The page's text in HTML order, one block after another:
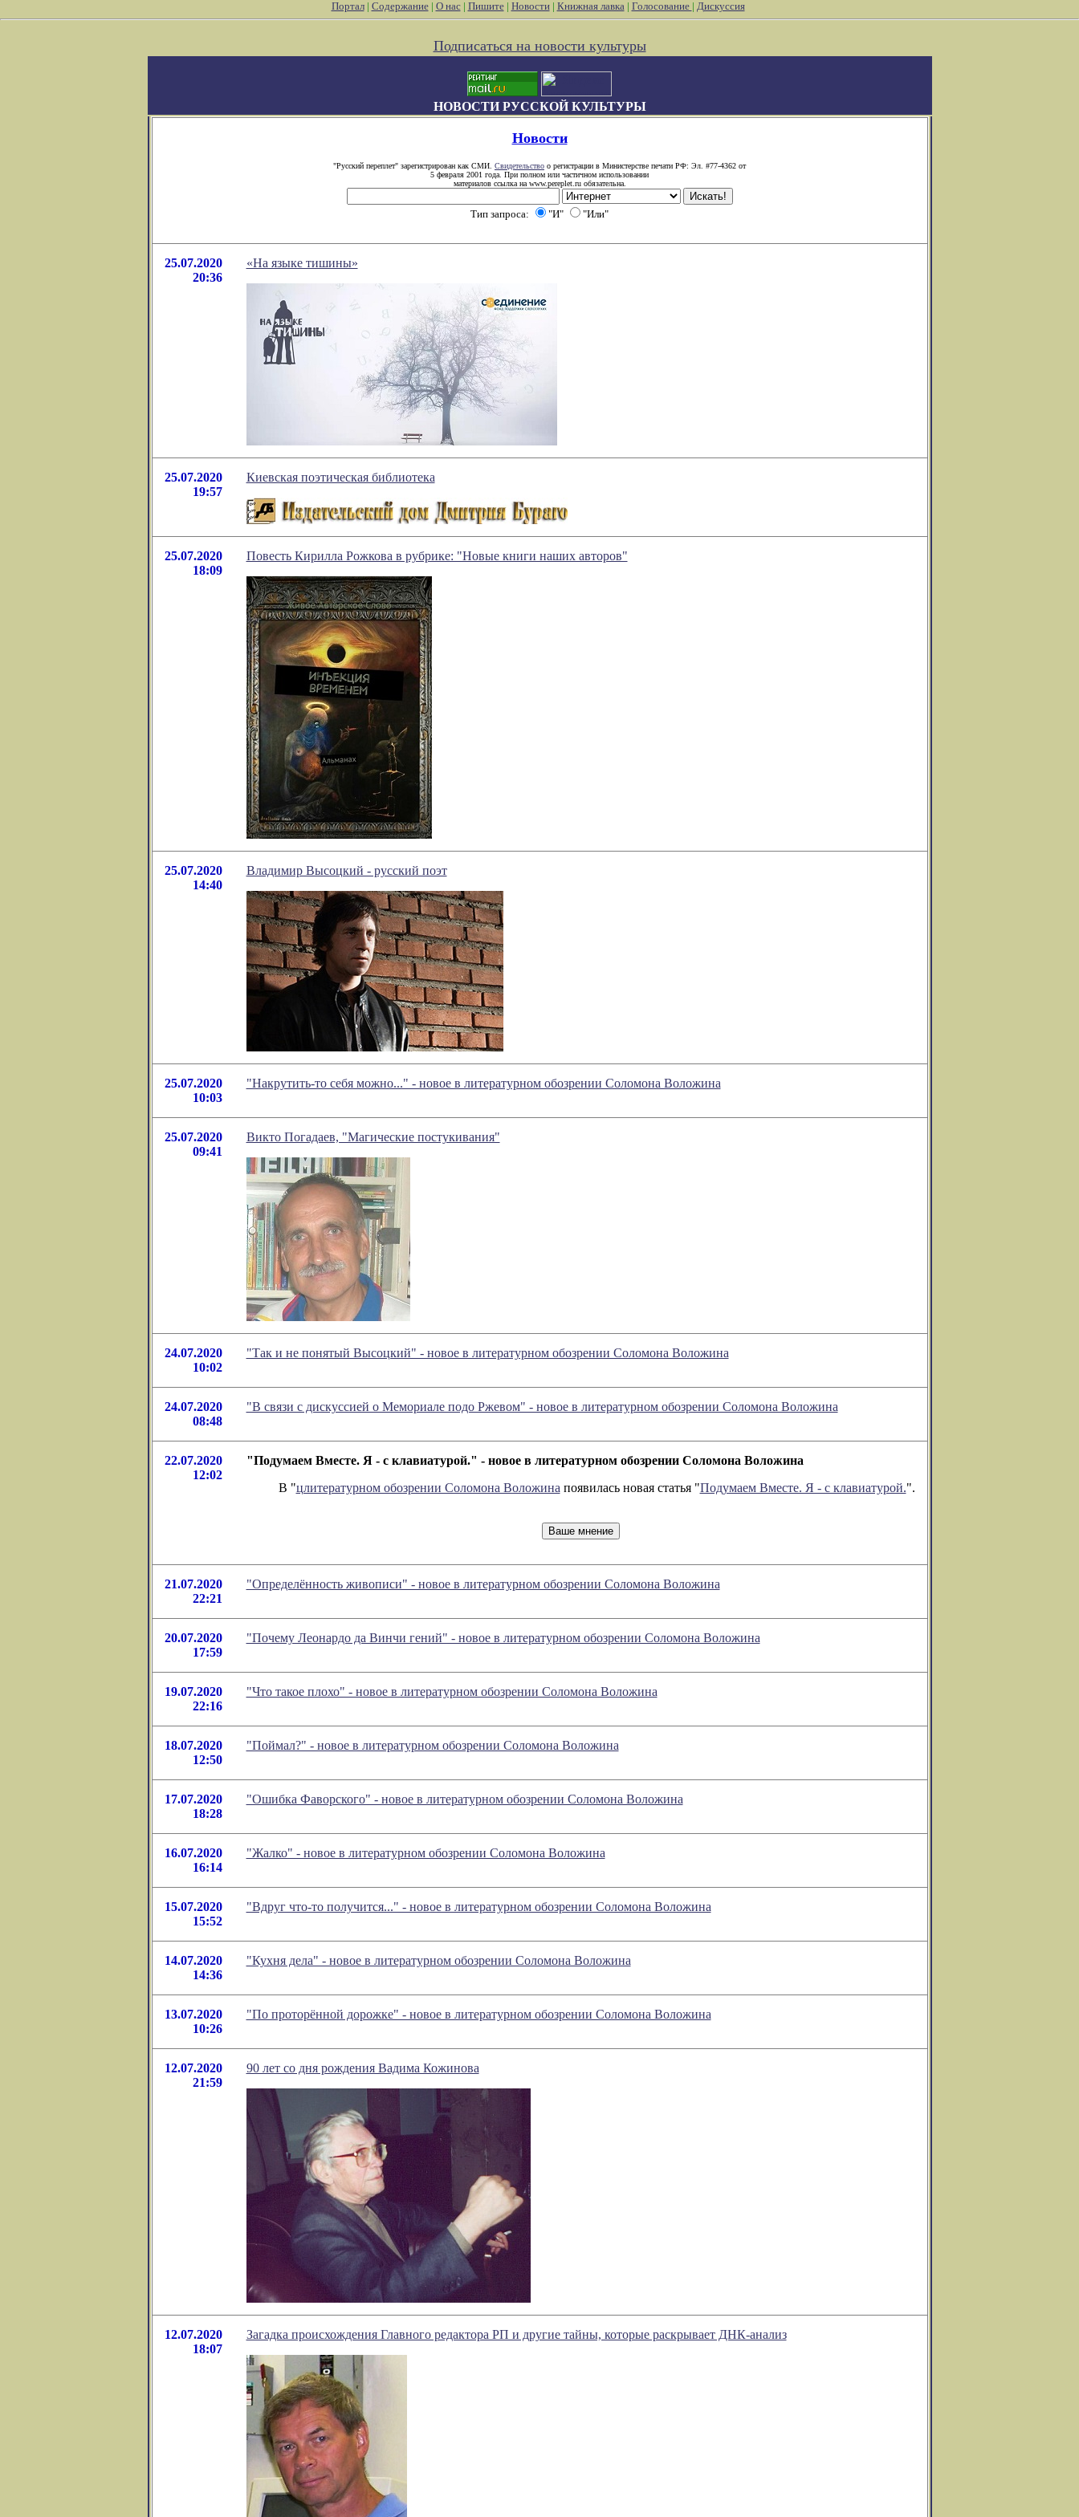
Портал| Содержание| О нас| Пишите| Новости| Книжная лавка| Голосование | Дискуссия
Подписаться на новости культуры
НОВОСТИ РУССКОЙ КУЛЬТУРЫ
Новости
"Русский переплет" зарегистрирован как СМИ. Свидетельство о регистрации в Министерстве печати РФ: Эл. #77-4362 от
5 февраля 2001 года. При полном или частичном использовании
материалов ссылка на www.pereplet.ru обязательна.
Тип запроса: "И" "Или"
25.07.2020
20:36
«На языке тишины»
25.07.2020
19:57
Киевская поэтическая библиотека
25.07.2020
18:09
Повесть Кирилла Рожкова в рубрике: "Новые книги наших авторов"
25.07.2020
14:40
Владимир Высоцкий - русский поэт
25.07.2020
10:03
"Накрутить-то себя можно..." - новое в литературном обозрении Соломона Воложина
25.07.2020
09:41
Викто Погадаев, "Магические постукивания"
24.07.2020
10:02
"Так и не понятый Высоцкий" - новое в литературном обозрении Соломона Воложина
24.07.2020
08:48
"В связи с дискуссией о Мемориале подо Ржевом" - новое в литературном обозрении Соломона Воложина
22.07.2020
12:02
"Подумаем Вместе. Я - с клавиатурой." - новое в литературном обозрении Соломона Воложина
В "цлитературном обозрении Соломона Воложина появилась новая статья "Подумаем Вместе. Я - с клавиатурой.".
21.07.2020
22:21
"Определённость живописи" - новое в литературном обозрении Соломона Воложина
20.07.2020
17:59
"Почему Леонардо да Винчи гений" - новое в литературном обозрении Соломона Воложина
19.07.2020
22:16
"Что такое плохо" - новое в литературном обозрении Соломона Воложина
18.07.2020
12:50
"Поймал?" - новое в литературном обозрении Соломона Воложина
17.07.2020
18:28
"Ошибка Фаворского" - новое в литературном обозрении Соломона Воложина
16.07.2020
16:14
"Жалко" - новое в литературном обозрении Соломона Воложина
15.07.2020
15:52
"Вдруг что-то получится..." - новое в литературном обозрении Соломона Воложина
14.07.2020
14:36
"Кухня дела" - новое в литературном обозрении Соломона Воложина
13.07.2020
10:26
"По проторённой дорожке" - новое в литературном обозрении Соломона Воложина
12.07.2020
21:59
90 лет со дня рождения Вадима Кожинова
12.07.2020
18:07
Загадка происхождения Главного редактора РП и другие тайны, которые раскрывает ДНК-анализ